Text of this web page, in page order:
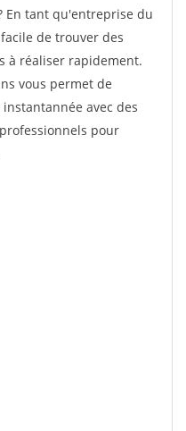
En tant qu'entreprise du
de trouver des
à réaliser rapidement.
vous permet de
avec des
pour